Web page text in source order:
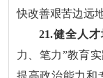
快改善艰苦边远
21.健全人
力、笔力”教育
提高政治能力和